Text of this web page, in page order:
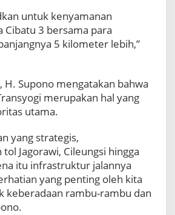
a
a
n
a
n
s
y
g
i
,
e
w
untuk kenyamanan
Cibatu 3 bersama para
5 kilometer lebih,”
H. Supono mengatakan bahwa
merupakan hal yang
utama.
yang strategis,
Jagorawi, Cileungsi hingga
itu infrastruktur jalannya
yang penting oleh kita
keberadaan rambu-rambu dan